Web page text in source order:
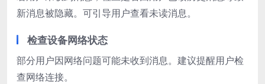
新消息被隐藏。可引导用户查看未读消息。
检查设备网络状态
部分用户因网络问题可能未收到消息。建议提醒用户检
查网络连接。